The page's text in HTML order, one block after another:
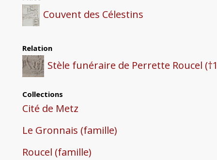
Couvent des Célestins
Relation
Stèle funéraire de Perrette Roucel
Collections
Cité de Metz
Le Gronnais (famille)
Roucel (famille)